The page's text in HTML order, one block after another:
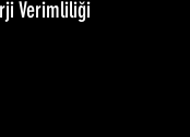
Verimliliği